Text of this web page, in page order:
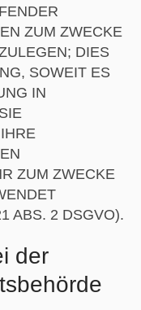
ZUM ZWECKE
DIES
SOWEIT ES
IN
ZUM ZWECKE
ABS. 2 DSGVO).
der